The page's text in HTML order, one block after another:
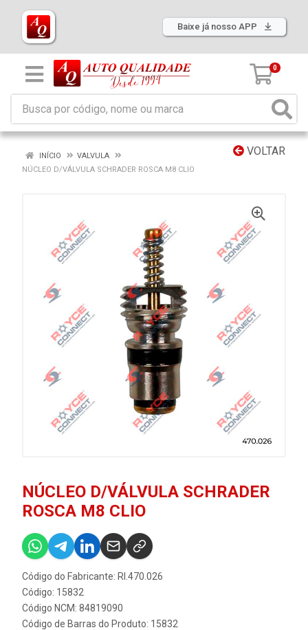
Baixe já nosso APP
0
VOLTAR
INÍCIO
VALVULA
NÚCLEO D/VÁLVULA SCHRADER ROSCA M8 CLIO
NÚCLEO D/VÁLVULA SCHRADER
ROSCA M8 CLIO
Código do Fabricante: RI.470.026
Código: 15832
Código NCM: 84819090
Código de Barras do Produto: 15832